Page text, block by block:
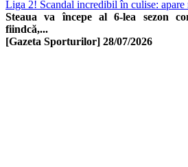
Liga 2! Scandal incredibil în culise: apare
Steaua va începe al 6-lea sezon
fiindcă,...
[Gazeta Sporturilor] 28/07/2026